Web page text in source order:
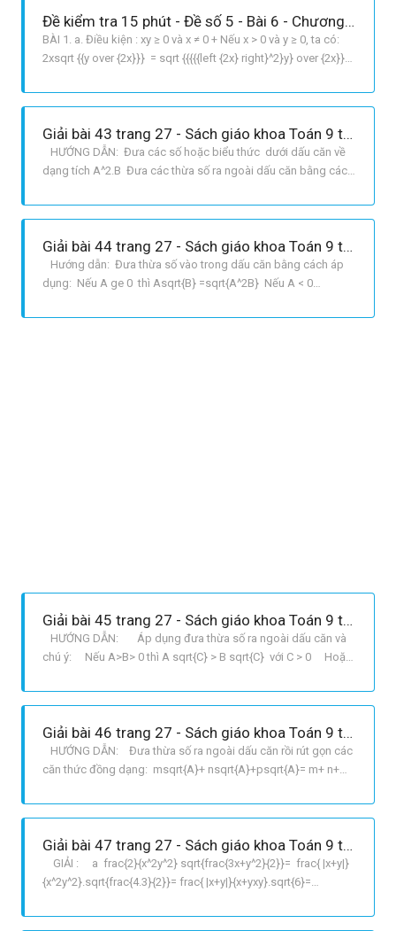
Đề kiểm tra 15 phút - Đề số 5 - Bài 6 - Chương 1 - Đại số 9
BÀI 1. a. Điều kiện : xy ≥ 0 và x ≠ 0 + Nếu x > 0 và y ≥ 0, ta có:
2xsqrt {{y over {2x}}} = sqrt {{{{{left {2x} right}^2}y} over {2x}}}
sqrt {2xy} b. Điều kiện : left{ {matrix{ {{{x y} over x}
Giải bài 43 trang 27 - Sách giáo khoa Toán 9 tập 1
HƯỚNG DẪN: Đưa các số hoặc biểu thức dưới dấu căn về
dạng tích A^2.B Đưa các thừa số ra ngoài dấu căn bằng cách
có: sqrt{54}=sqrt{9.6}=3sqrt{6} b Ta
Giải bài 44 trang 27 - Sách giáo khoa Toán 9 tập 1
Hướng dẫn: Đưa thừa số vào trong dấu căn bằng cách áp
dụng: Nếu A ge 0 thì Asqrt{B} =sqrt{A^2B} Nếu A < 0
GIẢI: Ta có: 5sqrt{3} = sqrt{3^2.5}=sqrt{45}; 5sqrt{2}=
Giải bài 45 trang 27 - Sách giáo khoa Toán 9 tập 1
HƯỚNG DẪN: Áp dụng đưa thừa số ra ngoài dấu căn và
chú ý: Nếu A>B> 0 thì A sqrt{C} > B sqrt{C} với C > 0 Hoặc
thì sqrt{A} > sqrt{B} GIẢI: a Ta
Giải bài 46 trang 27 - Sách giáo khoa Toán 9 tập 1
HƯỚNG DẪN: Đưa thừa số ra ngoài dấu căn rồi rút gọn các
căn thức đồng dạng: msqrt{A}+ nsqrt{A}+psqrt{A}= m+ n+
243 sqrt{3x}+ 27= 5 sqrt{3x}+27 b Ta có: 3sqrt{2x}5sqrt{8x}
Giải bài 47 trang 27 - Sách giáo khoa Toán 9 tập 1
GIẢI : a frac{2}{x^2y^2} sqrt{frac{3x+y^2}{2}}= frac{ |x+y|}
{x^2y^2}.sqrt{frac{4.3}{2}}= frac{ |x+y|}{x+yxy}.sqrt{6}=
sqrt{5a14a+4a^2}= frac{2}{2x1} sqrt{5a12a^2}= frac{2}